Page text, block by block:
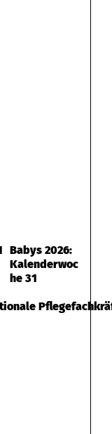
Babys 2026:
Kalenderwoc
he 31